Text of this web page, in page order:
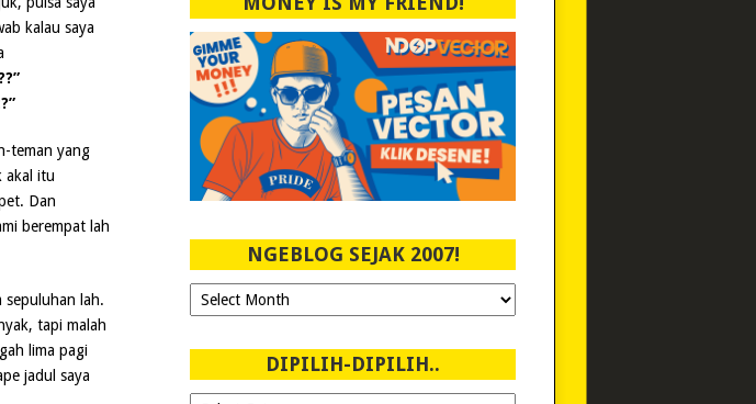
kalau saya
teman yang
akal itu
Dan
berempat lah
sepuluhan lah.
tapi malah
lima pagi
jadul saya
NGEBLOG SEJAK 2007!
Ngeblog
Sejak
DIPILIH-DIPILIH..